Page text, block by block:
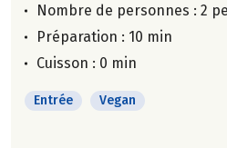
Nombre de personnes : 2
Préparation : 10 min
Cuisson : 0 min
Entrée Vegan